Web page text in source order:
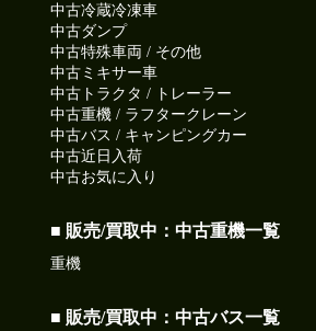
中古冷蔵冷凍車
中古ダンプ
中古特殊車両 / その他
中古ミキサー車
中古トラクタ / トレーラー
中古重機 / ラフタークレーン
中古バス / キャンピングカー
中古近日入荷
中古お気に入り
■ 販売/買取中：中古重機一覧
重機
■ 販売/買取中：中古バス一覧